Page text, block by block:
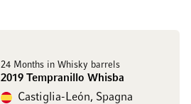
24 Months in Whisky barrels
2019 Tempranillo Whisba
Castiglia-León, Spagna